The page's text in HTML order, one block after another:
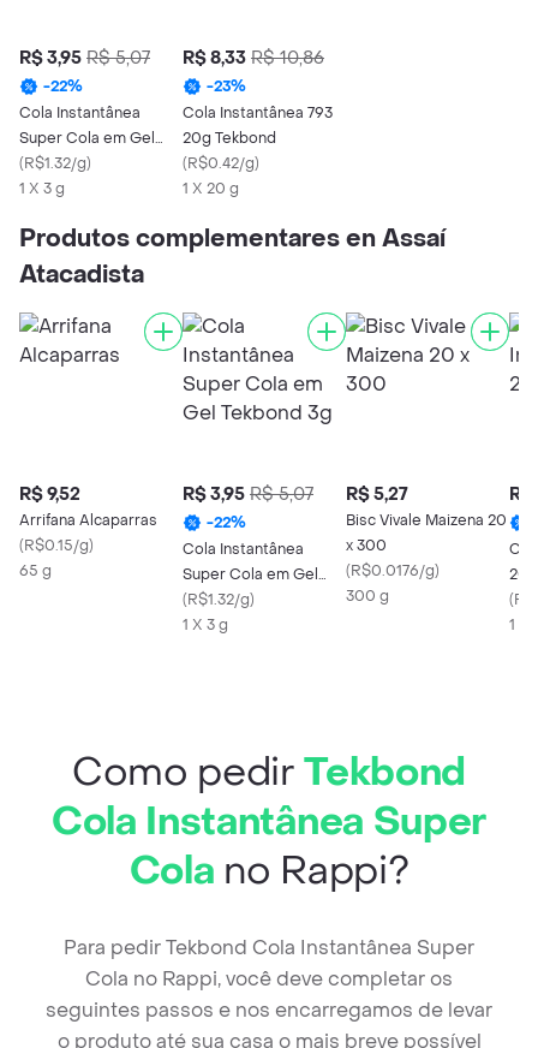
R$ 3,95 R$ 5,07
-22%
Cola Instantânea
Super Cola em Gel
Tekbond 3g
(R$1.32/g)
1 X 3 g
R$ 8,33 R$ 10,86
-23%
Cola Instantânea 793
20g Tekbond
(R$0.42/g)
1 X 20 g
Produtos complementares en Assaí
Atacadista
R$ 9,52
Arrifana Alcaparras
(R$0.15/g)
65 g
R$ 3,95 R$ 5,07
-22%
Cola Instantânea
Super Cola em Gel
Tekbond 3g
(R$1.32/g)
1 X 3 g
R$ 5,27
Bisc Vivale Maizena 20
x 300
(R$0.0176/g)
300 g
R$
(
1 X
Como pedirTekbond
Cola Instantânea Super
Cola no Rappi?
Para pedir Tekbond Cola Instantânea Super
Cola no Rappi, você deve completar os
seguintes passos e nos encarregamos de levar
o produto até sua casa o mais breve possível